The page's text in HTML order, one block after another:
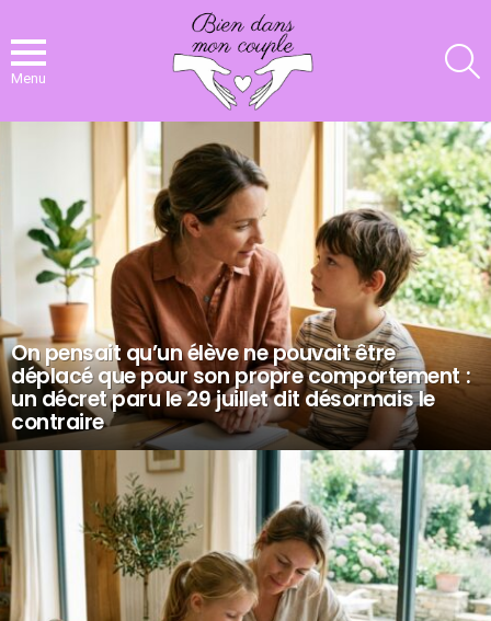
Menu
On pensait qu’un élève ne pouvait être
déplacé que pour son propre comportement :
un décret paru le 29 juillet dit désormais le
contraire